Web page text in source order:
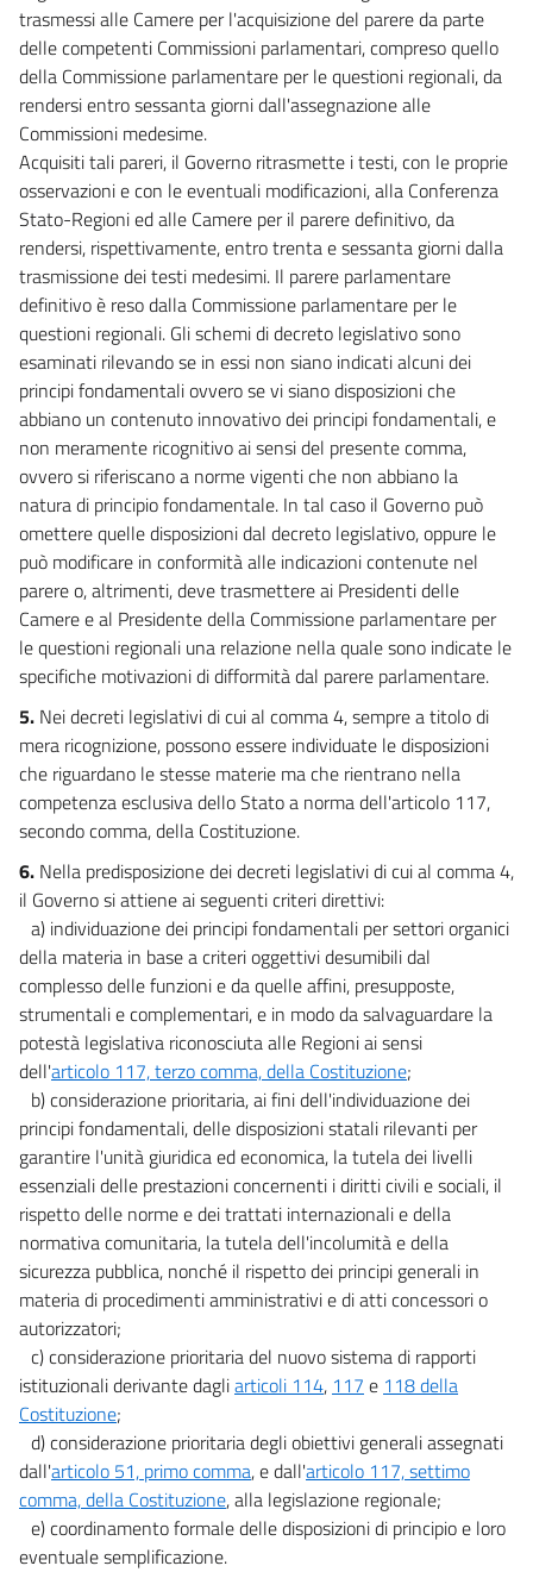
trasmessi alle Camere per l'acquisizione del parere da parte
delle competenti Commissioni parlamentari, compreso quello
della Commissione parlamentare per le questioni regionali, da
rendersi entro sessanta giorni dall'assegnazione alle
Commissioni medesime.
Acquisiti tali pareri, il Governo ritrasmette i testi, con le proprie
osservazioni e con le eventuali modificazioni, alla Conferenza
Stato-Regioni ed alle Camere per il parere definitivo, da
rendersi, rispettivamente, entro trenta e sessanta giorni dalla
trasmissione dei testi medesimi. Il parere parlamentare
definitivo è reso dalla Commissione parlamentare per le
questioni regionali. Gli schemi di decreto legislativo sono
esaminati rilevando se in essi non siano indicati alcuni dei
principi fondamentali ovvero se vi siano disposizioni che
abbiano un contenuto innovativo dei principi fondamentali, e
non meramente ricognitivo ai sensi del presente comma,
ovvero si riferiscano a norme vigenti che non abbiano la
natura di principio fondamentale. In tal caso il Governo può
omettere quelle disposizioni dal decreto legislativo, oppure le
può modificare in conformità alle indicazioni contenute nel
parere o, altrimenti, deve trasmettere ai Presidenti delle
Camere e al Presidente della Commissione parlamentare per
le questioni regionali una relazione nella quale sono indicate le
specifiche motivazioni di difformità dal parere parlamentare.
5. Nei decreti legislativi di cui al comma 4, sempre a titolo di
mera ricognizione, possono essere individuate le disposizioni
che riguardano le stesse materie ma che rientrano nella
competenza esclusiva dello Stato a norma dell'articolo 117,
secondo comma, della Costituzione.
6. Nella predisposizione dei decreti legislativi di cui al comma 4,
il Governo si attiene ai seguenti criteri direttivi:
a) individuazione dei principi fondamentali per settori organici
della materia in base a criteri oggettivi desumibili dal
complesso delle funzioni e da quelle affini, presupposte,
strumentali e complementari, e in modo da salvaguardare la
potestà legislativa riconosciuta alle Regioni ai sensi
dell'articolo 117, terzo comma, della Costituzione;
b) considerazione prioritaria, ai fini dell'individuazione dei
principi fondamentali, delle disposizioni statali rilevanti per
garantire l'unità giuridica ed economica, la tutela dei livelli
essenziali delle prestazioni concernenti i diritti civili e sociali, il
rispetto delle norme e dei trattati internazionali e della
normativa comunitaria, la tutela dell'incolumità e della
sicurezza pubblica, nonché il rispetto dei principi generali in
materia di procedimenti amministrativi e di atti concessori o
autorizzatori;
c) considerazione prioritaria del nuovo sistema di rapporti
istituzionali derivante dagliarticoli 114, 117 e 118 della
Costituzione;
d) considerazione prioritaria degli obiettivi generali assegnati
dall'articolo 51, primo comma, e dall'articolo 117, settimo
comma, della Costituzione, alla legislazione regionale;
e) coordinamento formale delle disposizioni di principio e loro
eventuale semplificazione.